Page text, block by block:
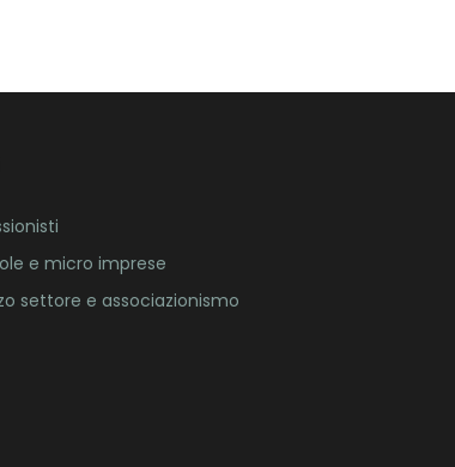
e micro imprese
settore e associazionismo